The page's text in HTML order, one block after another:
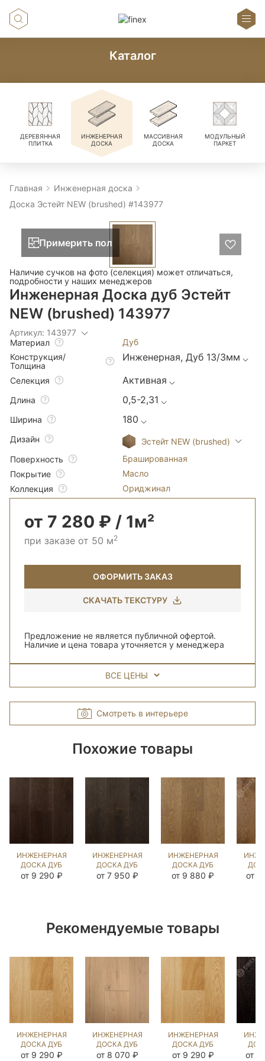
Каталог
ДЕРЕВЯННАЯ
ПЛИТКА
ИНЖЕНЕРНАЯ
ДОСКА
МАССИВНАЯ
ДОСКА
МОДУЛЬНЫЙ
ПАРКЕТ
Главная
Инженерная доска
Доска Эстейт NEW (brushed) #143977
Примерить пол
Наличие сучков на фото (селекция) может отличаться,
подробности у наших менеджеров
Инженерная Доска дуб Эстейт
NEW (brushed) 143977
Артикул: 143977
Материал
Дуб
Конструкция/
Толщина
Инженерная, Дуб 13/3мм
Селекция Активная
Длина 0,5-2,31
Ширина 180
Дизайн
Эстейт NEW (brushed)
Поверхность
Брашированная
Покрытие
Масло
Коллекция
Ориджинал
от 7 280 ₽ / 1м²
при заказе от 50 м2
ОФОРМИТЬ ЗАКАЗ
СКАЧАТЬ ТЕКСТУРУ
Предложение не является публичной офертой.
Наличие и цена товара уточняется у менеджера
ВСЕ ЦЕНЫ
Смотреть в интерьере
Похожие товары
ИНЖЕНЕРНАЯ
ДОСКА ДУБ
ДАСК
от 9 290 ₽
ИНЖЕНЕРНАЯ
ДОСКА ДУБ
БРАН
от 7 950 ₽
ИНЖЕНЕРНАЯ
ДОСКА ДУБ
СТРЕЙВУД
от 9 880 ₽ от
Рекомендуемые товары
ИНЖЕНЕРНАЯ
ДОСКА ДУБ
ГЕНТЛ NEW
от 9 290 ₽
ИНЖЕНЕРНАЯ
ДОСКА ДУБ
ВЕРДЖН
от 8 070 ₽
ИНЖЕНЕРНАЯ
ДОСКА ДУБ
ГЕНТЛ NEW
от 9 290 ₽ от